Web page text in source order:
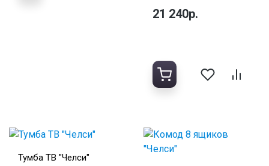
21 240р.
Тумба ТВ "Челси"